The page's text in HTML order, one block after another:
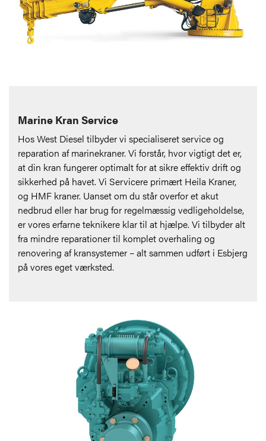
Marine Kran Service
Hos West Diesel tilbyder vi specialiseret service og
reparation af marinekraner. Vi forstår, hvor vigtigt det er,
at din kran fungerer optimalt for at sikre effektiv drift og
sikkerhed på havet. Vi Servicere primært Heila Kraner,
og HMF kraner. Uanset om du står overfor et akut
nedbrud eller har brug for regelmæssig vedligeholdelse,
er vores erfarne teknikere klar til at hjælpe. Vi tilbyder alt
fra mindre reparationer til komplet overhaling og
renovering af kransystemer – alt sammen udført i Esbjerg
på vores eget værksted.